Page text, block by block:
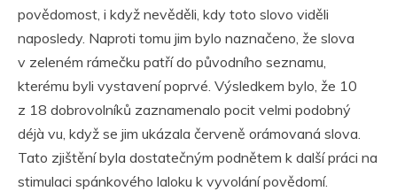
povědomost, i když nevěděli, kdy toto slovo viděli
naposledy. Naproti tomu jim bylo naznačeno, že slova
v zeleném rámečku patří do původního seznamu,
kterému byli vystavení poprvé. Výsledkem bylo, že 10
z 18 dobrovolníků zaznamenalo pocit velmi podobný
déjà vu, když se jim ukázala červeně orámovaná slova.
Tato zjištění byla dostatečným podnětem k další práci na
stimulaci spánkového laloku k vyvolání povědomí.